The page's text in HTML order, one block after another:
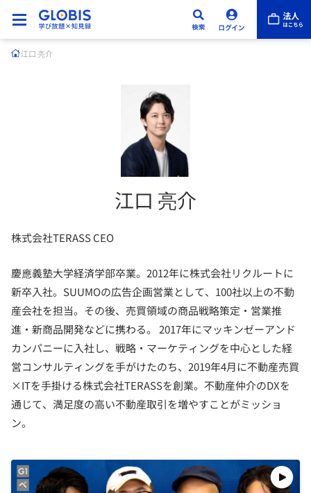
江口 亮介
江口 亮介
株式会社TERASS CEO
慶應義塾大学経済学部卒業。2012年に株式会社リクルートに
新卒入社。SUUMOの広告企画営業として、100社以上の不動
産会社を担当。その後、売買領域の商品戦略策定・営業推
進・新商品開発などに携わる。 2017年にマッキンゼーアンド
カンパニーに入社し、戦略・マーケティングを中心とした経
営コンサルティングを手がけたのち、2019年4月に不動産売買
×ITを手掛ける株式会社TERASSを創業。不動産仲介のDXを
通じて、満足度の高い不動産取引を増やすことがミッショ
ン。